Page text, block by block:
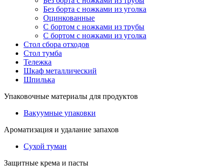
Без борта с ножками из уголка
Оцинкованные
С бортом с ножками из трубы
С бортом с ножками из уголка
Стол сбора отходов
Стол тумба
Тележка
Шкаф металлический
Шпилька
Упаковочные материалы для продуктов
Вакуумные упаковки
Ароматизация и удалание запахов
Сухой туман
Защитные крема и пасты